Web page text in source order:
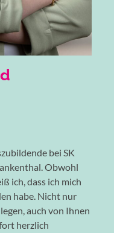
bei SK
Obwohl
ich, dass ich mich
habe. Nicht nur
auch von Ihnen
herzlich